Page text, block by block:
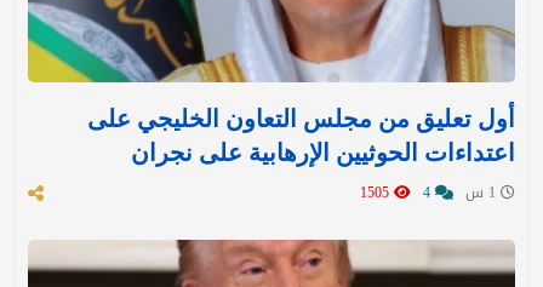
أول تعليق من مجلس التعاون الخليجي على
اعتداءات الحوثيين الإرهابية على نجران